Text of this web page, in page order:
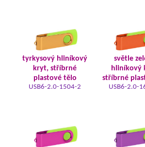
tyrkysový hliníkový
kryt, stříbrné
plastové tělo
USB6-2.0-1504-2
světle
hliníkový
stříbrné
USB6-2.0-